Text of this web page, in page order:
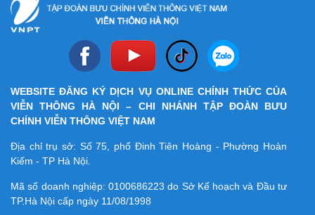
WEBSITE ĐĂNG KÝ DỊCH VỤ ONLINE CHÍNH THỨC CỦA
VIỄN THÔNG HÀ NỘI – CHI NHÁNH TẬP ĐOÀN BƯU
CHÍNH VIỄN THÔNG VIỆT NAM
Địa chỉ trụ sở: Số 75, phố Đinh Tiên Hoàng - Phường Hoàn
Kiếm - TP Hà Nội.
Mã số doanh nghiệp:0100686223 do Sở Kế hoạch và Đầu tư
TP.Hà Nội cấp ngày 11/08/1998